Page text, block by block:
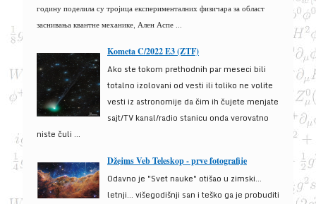
годину поделила су тројица експерименталних физичара за област
заснивања квантне механике, Ален Аспе ...
Kometa C/2022 E3 (ZTF)
Ako ste tokom prethodnih par meseci bili
totalno izolovani od vesti ili toliko ne volite
vesti iz astronomije da čim ih čujete menjate
sajt/TV kanal/radio stanicu onda verovatno
niste čuli ...
Džejms Veb Teleskop - prve fotografije
Odavno je "Svet nauke" otišao u zimski...
letnji... višegodišnji san i teško ga je probuditi